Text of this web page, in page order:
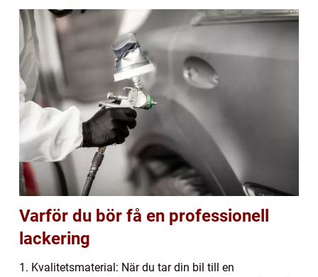
Varför du bör få en professionell
lackering
1. Kvalitetsmaterial: När du tar din bil till en